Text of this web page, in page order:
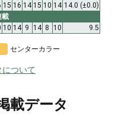
15 16 14 15 10 14 14.0 (±0.0)
載
10 14 9 14 8 10 9.5
センターカラー
ついて
載データ